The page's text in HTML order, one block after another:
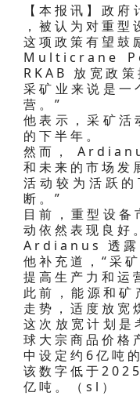
【本报讯】政
，被认为对重型
这项政策有望鼓
Multicrane
RKAB 放宽政
采矿业来说是
营。”
他表示，采矿
的下半年。
然而，
和未来的市场发
活动较为活跃
断。”
目前，重型设
动依然表现良好。
Ardianus 透露
他补充道，“采
提高生产力和运
此前，能源和
走势，适度放宽
这次放宽计划
球大宗商品价格
中设定约6亿吨
该数字低于
亿吨。（sl）